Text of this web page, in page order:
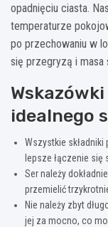
opadnięciu ciasta.
temperaturze
po przechowaniu w
się przegryzą i
idealnego
Wszystkie
lepsze łączenie
Ser należy
przemielić
Nie należy zbyt
jej za mocno, co